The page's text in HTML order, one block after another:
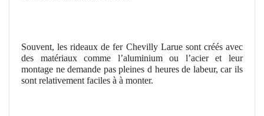
Souvent, les rideaux de fer Chevilly Larue sont créés avec
des matériaux comme l’aluminium ou l’acier et leur
montage ne demande pas pleines d heures de labeur, car ils
sont relativement faciles à à monter.